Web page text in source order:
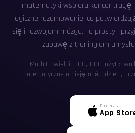
matematyki wspiera
logiczne rozumowanie, co
się i rozwojem mózgu. To prosty i
zabawę z treningiem
MathIt uwielbia 100,000+
matematyczne umiejętności dzieci,
Pobierz z
App